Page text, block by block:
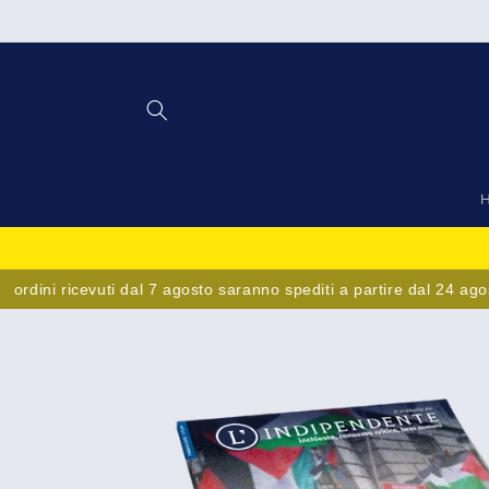
ai contenuti
ricevuti dal 7 agosto saranno spediti a partire dal 24
sul prodotto